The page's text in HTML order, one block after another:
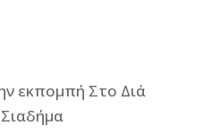
εκπομπή Στο Διά